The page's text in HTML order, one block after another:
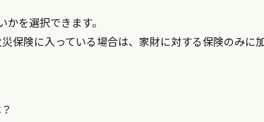
を選択できます。
保険に入っている場合は、家財に対する保険のみに